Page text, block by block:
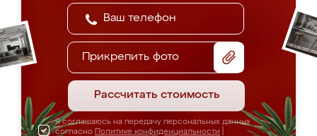
Прикрепить фото
Рассчитать стоимость
Я соглашаюсь на передачу персональных данных
согласно Политике конфиденциальности